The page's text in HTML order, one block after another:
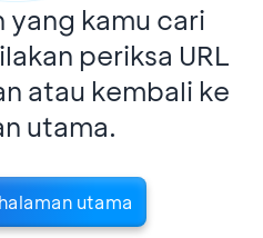
yang kamu cari
periksa URL
atau kembali ke
utama.
utama